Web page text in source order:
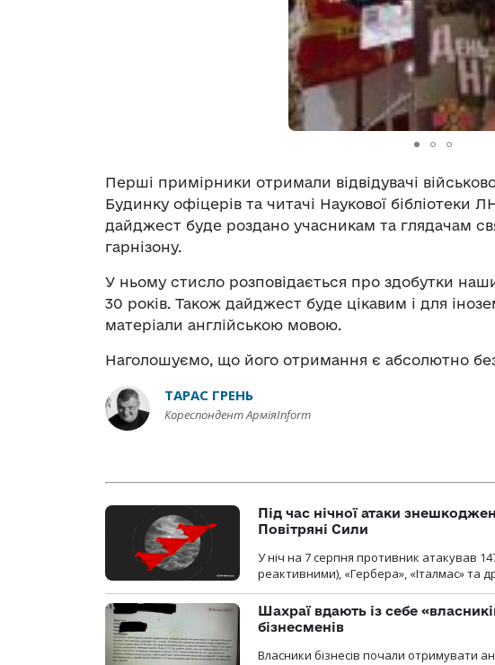
Перші примірники отримали відвідувачі
Будинку офіцерів та читачі Наукової бібліотеки
дайджест буде роздано учасникам та глядачам
гарнізону.
У ньому стисло розповідається про здобутки
30 років. Також дайджест буде цікавим і для
матеріали англійською мовою.
Наголошуємо, що його отримання є абсолютно
ТАРАС ГРЕНЬ
Кореспондент АрміяInform
Під час нічної атаки
Повітряні Сили
У ніч на 7 серпня противник атакував
реактивними), «Гербера», «Італмас» та
Шахраї вдають із себе
бізнесменів
Власники бізнесів почали отримувати